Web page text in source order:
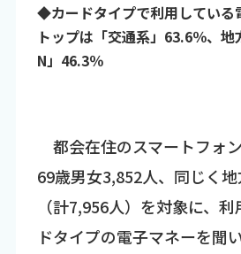
◆カードタイプで利用してい
トップは「交通系」63.6％、
N」46.3％
都会在住のスマートフォ
69歳男女3,852人、同じく
（計7,956人）を対象に、
ドタイプの電子マネーを聞